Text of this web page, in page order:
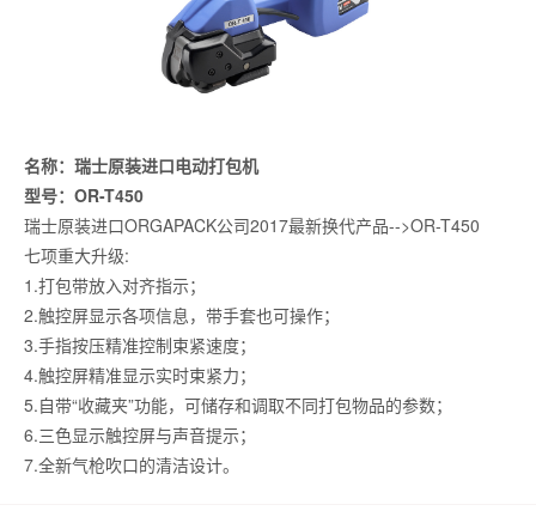
名称：瑞士原装进口电动打包机
型号：OR-T450
瑞士原装进口ORGAPACK公司2017最新换代产品-->OR-T450
七项重大升级:
1.打包带放入对齐指示；
2.触控屏显示各项信息，带手套也可操作；
3.手指按压精准控制束紧速度；
4.触控屏精准显示实时束紧力；
5.自带“收藏夹”功能，可储存和调取不同打包物品的参数；
6.三色显示触控屏与声音提示；
7.全新气枪吹口的清洁设计。